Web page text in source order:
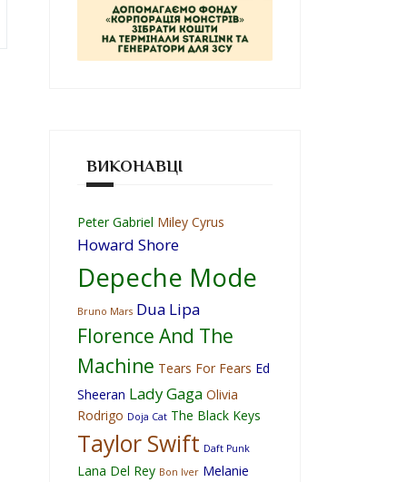
ВИКОНАВЦІ
Peter Gabriel Miley Cyrus
Howard Shore
Depeche Mode
Bruno Mars Dua Lipa
Florence And The
Machine Tears For Fears Ed
Sheeran Lady Gaga Olivia
Rodrigo Doja Cat The Black Keys
Taylor Swift Daft Punk
Lana Del Rey Bon Iver Melanie